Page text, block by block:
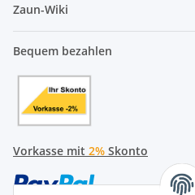
Zaun-Wiki
Bequem bezahlen
Vorkasse mit 2% Skonto